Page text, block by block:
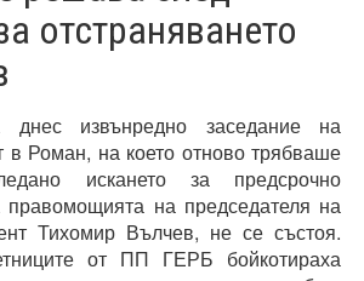
отстраняването
днес извънредно заседание на
в Роман, на което отново трябваше
искането за предсрочно
правомощията на председателя на
Тихомир Вълчев, не се състоя.
от ПП ГЕРБ бойкотираха